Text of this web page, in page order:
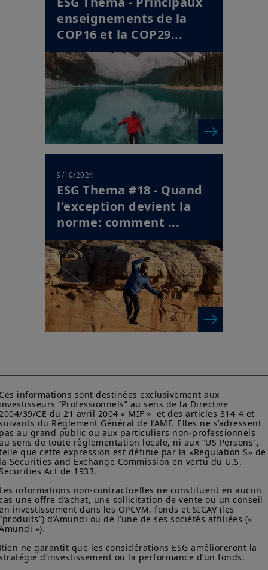
enseignements de la
COP16 et la COP29...
9/10/2024
ESG Thema #18 - Quand
l'exception devient la
norme: comment ...
informations sont destinées exclusivement aux
“Professionnels” au sens de la Directive
39/CE du 21 avril 2004 « MIF »  et des articles 314-4 et
du Règlement Général de l’AMF. Elles ne s’adressent
au grand public ou aux particuliers non-professionnels
sens de toute règlementation locale, ni aux “US Persons”,
que cette expression est définie par la «Regulation S» de
Securities and Exchange Commission en vertu du U.S.
Act de 1933.
informations non-contractuelles ne constituent en aucun
une offre d’achat, une sollicitation de vente ou un conseil
investissement dans les OPCVM, fonds et SICAV (les
d’Amundi ou de l’une de ses sociétés affiliées («
»).
ne garantit que les considérations ESG amélioreront la
d’investissement ou la performance d’un fonds.